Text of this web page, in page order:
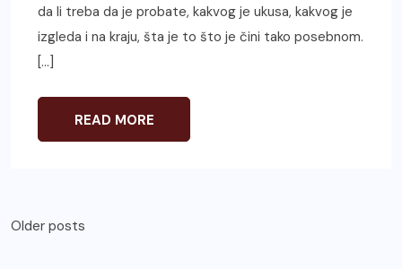
da li treba da je probate, kakvog je ukusa, kakvog je
izgleda i na kraju, šta je to što je čini tako posebnom.
[…]
READ MORE
Posts
Older posts